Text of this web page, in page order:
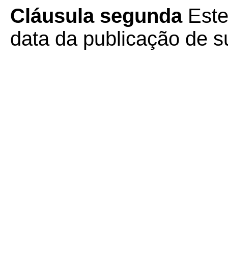
Cláusula segunda
data da publicação de